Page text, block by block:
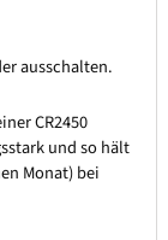
ausschalten.
CR2450
und so hält
Monat) bei